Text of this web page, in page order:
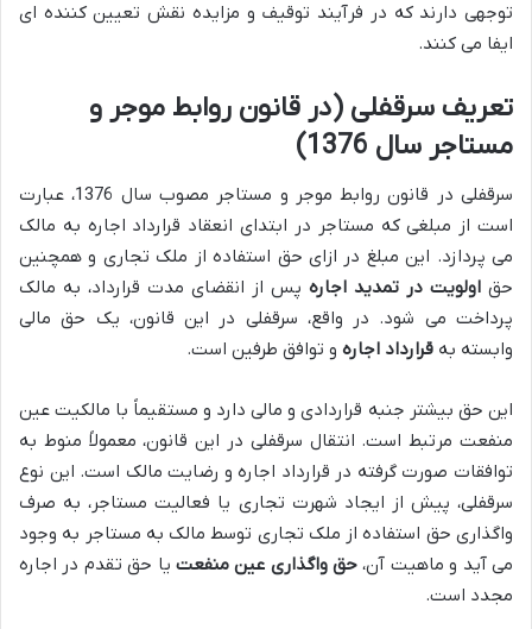
توجهی دارند که در فرآیند توقیف و مزایده نقش تعیین کننده ای
ایفا می کنند.
تعریف سرقفلی (در قانون روابط موجر و
مستاجر سال 1376)
سرقفلی در قانون روابط موجر و مستاجر مصوب سال 1376، عبارت
است از مبلغی که مستاجر در ابتدای انعقاد قرارداد اجاره به مالک
می پردازد. این مبلغ در ازای حق استفاده از ملک تجاری و همچنین
حق اولویت در تمدید اجاره پس از انقضای مدت قرارداد، به مالک
پرداخت می شود. در واقع، سرقفلی در این قانون، یک حق مالی
وابسته به قرارداد اجاره و توافق طرفین است.
این حق بیشتر جنبه قراردادی و مالی دارد و مستقیماً با مالکیت عین
منفعت مرتبط است. انتقال سرقفلی در این قانون، معمولاً منوط به
توافقات صورت گرفته در قرارداد اجاره و رضایت مالک است. این نوع
سرقفلی، پیش از ایجاد شهرت تجاری یا فعالیت مستاجر، به صرف
واگذاری حق استفاده از ملک تجاری توسط مالک به مستاجر به وجود
می آید و ماهیت آن، حق واگذاری عین منفعت یا حق تقدم در اجاره
مجدد است.